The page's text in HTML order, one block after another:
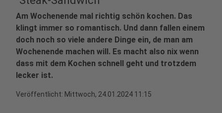
Am Wochenende mal richtig schön kochen. Das
klingt immer so romantisch. Und dann fallen einem
doch noch so viele andere Dinge ein, de man am
Wochenende machen will. Es macht also nix wenn
dass mit dem Kochen schnell geht und trotzdem
lecker ist.
Veröffentlicht: Mittwoch, 24.01.2024 11:15